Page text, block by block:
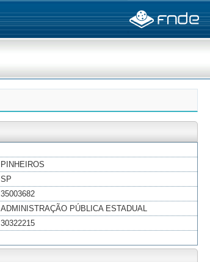
PINHEIROS
SP
35003682
ADMINISTRAÇÃO PÚBLICA ESTADUAL
30322215